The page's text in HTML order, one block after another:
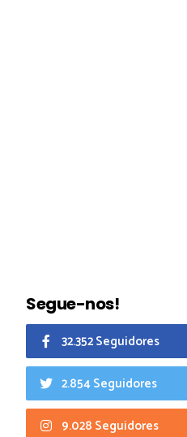
Segue-nos!
32.352 Seguidores
2.854 Seguidores
9.028 Seguidores